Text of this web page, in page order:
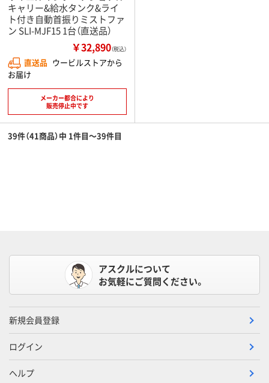
キャリー&給水タンク&ライ
ト付き自動首振りミストファ
ン SLI-MJF15 1台（直送品）
￥32,890（税込）
直送品 ウービルストアから
お届け
メーカー都合により
販売停止中です
39件（41商品）中 1件目～39件目
アスクルについて
お気軽にご質問ください。
新規会員登録
ログイン
ヘルプ